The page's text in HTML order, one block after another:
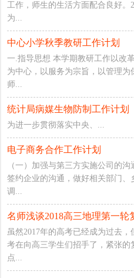
工作，师生的生活方面配合良好。
为...
中心小学秋季教研工作计划
一.指导思想 本学期教研工作以改
为中心，以服务为宗旨，以管理
师...
统计局病媒生物防制工作计划
为进一步贯彻落实中央、...
电子商务合作工作计划
（一）加强与第三方实施公司的
签约企业的沟通，做好相关部门
调...
名师浅谈2018高三地理第一轮
虽然2017年的高考已经成为过去
考在向高三学生们招手了，紧张
点...